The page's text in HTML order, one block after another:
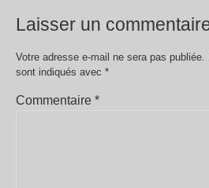
Laisser un
Votre adresse e-mail ne sera pas publiée.
sont indiqués avec *
Commentaire *